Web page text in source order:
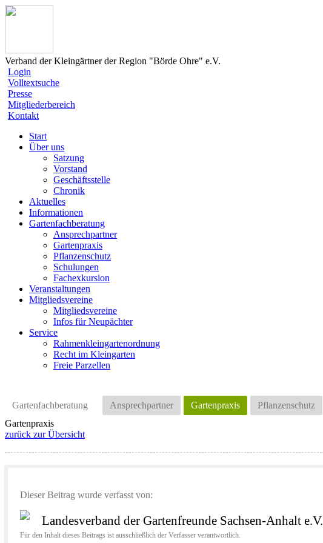
Verband der Kleingärtner der Region "Börde Ohre" e.V.
Login
Volltextsuche
Presse
Mitgliederbereich
Kontakt
Start
Über uns
Satzung
Vorstand
Geschäftsstelle
Chronik
Aktuelles
Informationen
Gartenfachberatung
Ansprechpartner
Gartenpraxis
Pflanzenschutz
Schulungen
Fachexkursion
Veranstaltungen
Mitgliedsvereine
Mitgliedsvereine
Infos für Neupächter
Service
Rahmenkleingartenordnung
Recht im Kleingarten
Freie Parzellen
Gartenfachberatung Ansprechpartner Gartenpraxis Pflanzenschutz
Gartenpraxis
zurück zur Übersicht
Dieser Beitrag wurde verfasst von:
Landesverband der Gartenfreunde Sachsen-Anhalt e.V.
Für den Inhalt dieses Beitrags ist ausschließlich der Verfasser verantwortlich.